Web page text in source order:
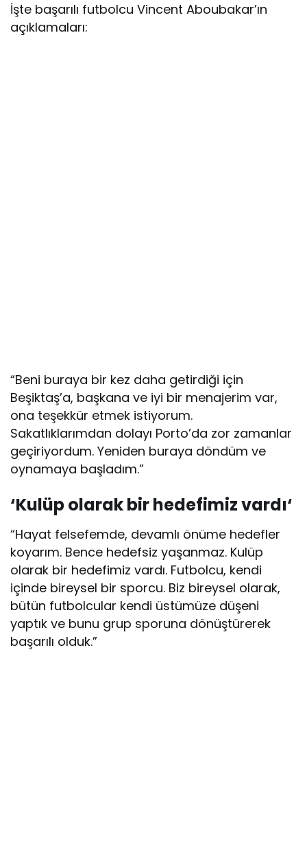
İşte başarılı futbolcu Vincent Aboubakar’ın
açıklamaları:
“Beni buraya bir kez daha getirdiği için
Beşiktaş’a, başkana ve iyi bir menajerim var,
ona teşekkür etmek istiyorum.
Sakatlıklarımdan dolayı Porto’da zor zamanlar
geçiriyordum. Yeniden buraya döndüm ve
oynamaya başladım.”
‘Kulüp olarak bir hedefimiz vardı‘
“Hayat felsefemde, devamlı önüme hedefler
koyarım. Bence hedefsiz yaşanmaz. Kulüp
olarak bir hedefimiz vardı. Futbolcu, kendi
içinde bireysel bir sporcu. Biz bireysel olarak,
bütün futbolcular kendi üstümüze düşeni
yaptık ve bunu grup sporuna dönüştürerek
başarılı olduk.”